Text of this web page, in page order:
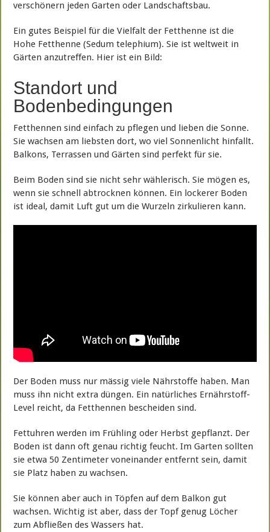
verschönern jeden Garten oder Landschaftsbau.
Ein gutes Beispiel für die Vielfalt der Fetthenne ist die
Hohe Fetthenne (Sedum telephium). Sie ist weltweit in
Gärten anzutreffen. Hier ist ein Bild:
Standort und
Bodenbedingungen
Fetthennen sind einfach zu pflegen und lieben die Sonne.
Sie wachsen am liebsten dort, wo viel Sonnenlicht hinfallt.
Balkons, Terrassen und Gärten sind perfekt für sie.
Beim Boden sind sie nicht sehr wählerisch. Sie mögen es,
wenn sie schnell abtrocknen können. Ein lockerer Boden
ist ideal, damit Luft gut um die Wurzeln zirkulieren kann.
Der Boden muss nur mässig viele Nährstoffe haben. Man
muss ihn nicht extra düngen. Ein natürliches Ernährstoff-
Level reicht, da Fetthennen bescheiden sind.
Fettuhren werden im Frühling oder Herbst gepflanzt. Der
Boden ist dann oft genau richtig feucht. Im Garten sollten
sie etwa 50 Zentimeter voneinander entfernt sein, damit
sie Platz haben zu wachsen.
Sie können aber auch in Töpfen auf dem Balkon gut
wachsen. Wichtig ist aber, dass der Topf genug Löcher
zum Abfließen des Wassers hat.